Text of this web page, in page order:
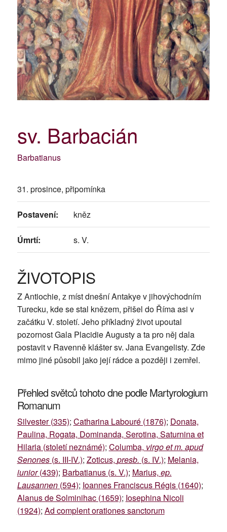
sv. Barbacián
Barbatianus
31. prosince, připomínka
Postavení: kněz
Úmrtí: s. V.
ŽIVOTOPIS
Z Antiochie, z míst dnešní Antakye v jihovýchodním
Turecku, kde se stal knězem, přišel do Říma asi v
začátku V. století. Jeho příkladný život upoutal
pozornost Gala Placidie Augusty a ta pro něj dala
postavit v Ravenně klášter sv. Jana Evangelisty. Zde
mimo jiné působil jako její rádce a později i zemřel.
Přehled světců tohoto dne podle Martyrologium
Romanum
Silvester (335); Catharina Labouré (1876); Donata,
Paulina, Rogata, Dominanda, Serotina, Saturnina et
Hilaria (století neznámé); Columba, virgo et m. apud
Senones(s. III-IV.); Zoticus, presb. (s. IV.); Melania,
iunior(439); Barbatianus (s. V.); Marius, ep.
Lausannen(594); Ioannes Franciscus Régis (1640);
Alanus de Solminihac (1659); Iosephina Nicoli
(1924); Ad complent orationes sanctorum